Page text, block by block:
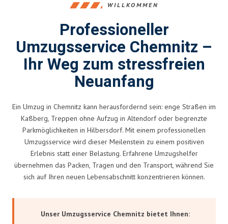
WILLKOMMEN
Professioneller
Umzugsservice Chemnitz –
Ihr Weg zum stressfreien
Neuanfang
Ein Umzug in Chemnitz kann herausfordernd sein: enge Straßen im
Kaßberg, Treppen ohne Aufzug in Altendorf oder begrenzte
Parkmöglichkeiten in Hilbersdorf. Mit einem professionellen
Umzugsservice wird dieser Meilenstein zu einem positiven
Erlebnis statt einer Belastung. Erfahrene Umzugshelfer
übernehmen das Packen, Tragen und den Transport, während Sie
sich auf Ihren neuen Lebensabschnitt konzentrieren können.
Unser Umzugsservice Chemnitz bietet Ihnen: